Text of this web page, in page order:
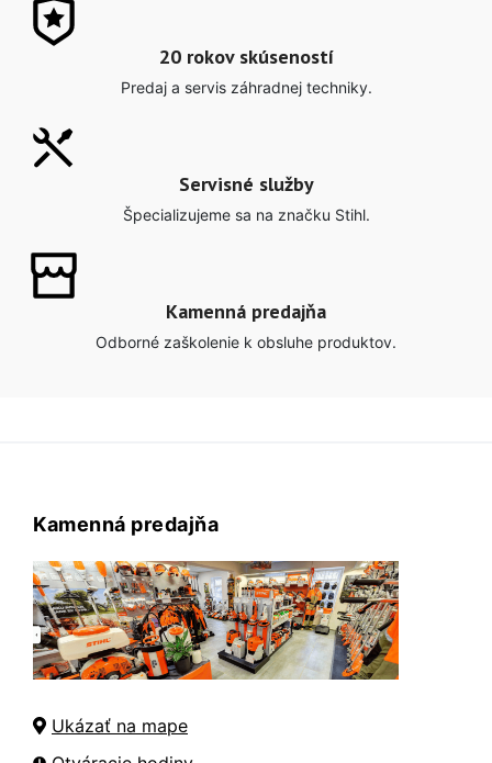
20 rokov skúseností
Predaj a servis záhradnej techniky.
Servisné služby
Špecializujeme sa na značku Stihl.
Kamenná predajňa
Odborné zaškolenie k obsluhe produktov.
Kamenná predajňa
Ukázať na mape